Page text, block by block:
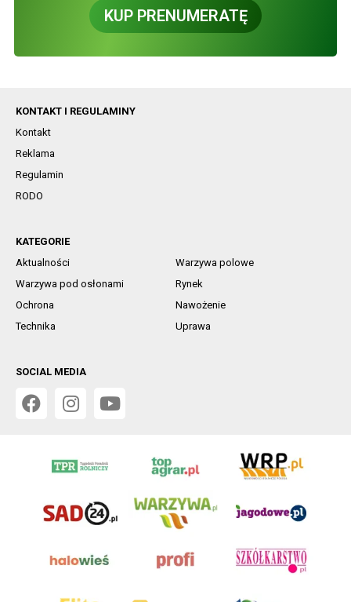
KUP PRENUMERATĘ
KONTAKT I REGULAMINY
Kontakt
Reklama
Regulamin
RODO
KATEGORIE
Aktualności
Warzywa polowe
Warzywa pod osłonami
Rynek
Ochrona
Nawożenie
Technika
Uprawa
SOCIAL MEDIA